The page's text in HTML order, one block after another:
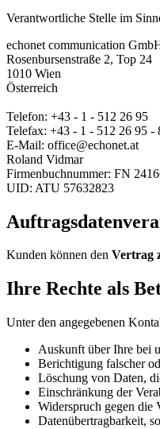
Verantwortliche Stelle im
echonet communication
Rosenbursenstraße 2, Top 24
1010 Wien
Österreich
Telefon: +43 - 1 - 512 26 95
Telefax: +43 - 1 - 512 26 95 -
E-Mail: office@echonet.at
Roland Vidmar
Firmenbuchnummer: FN
UID: ATU 57632823
Kunden können den Vertrag
Ihre Rechte als
Unter den angegebenen
Auskunft über Ihre bei
Berichtigung falscher
Löschung von Daten,
Einschränkung der
Widerspruch gegen die
Datenübertragbarkeit,